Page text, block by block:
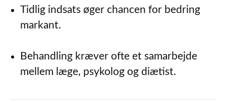
Tidlig indsats øger chancen for bedring
markant.
Behandling kræver ofte et samarbejde
mellem læge, psykolog og diætist.